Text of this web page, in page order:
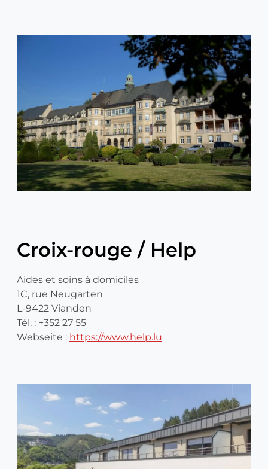
Croix-rouge / Help
Aides et soins à domiciles
1C, rue Neugarten
L-9422 Vianden
Tél. : +352 27 55
Webseite : https://www.help.lu